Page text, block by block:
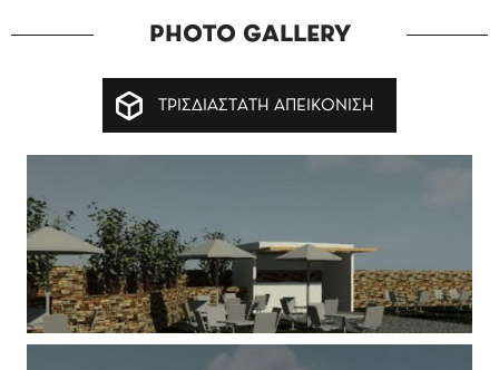
PHOTO GALLERY
ΤΡΙΣΔΙΑΣΤΑΤΗ ΑΠΕΙΚΟΝΙΣΗ